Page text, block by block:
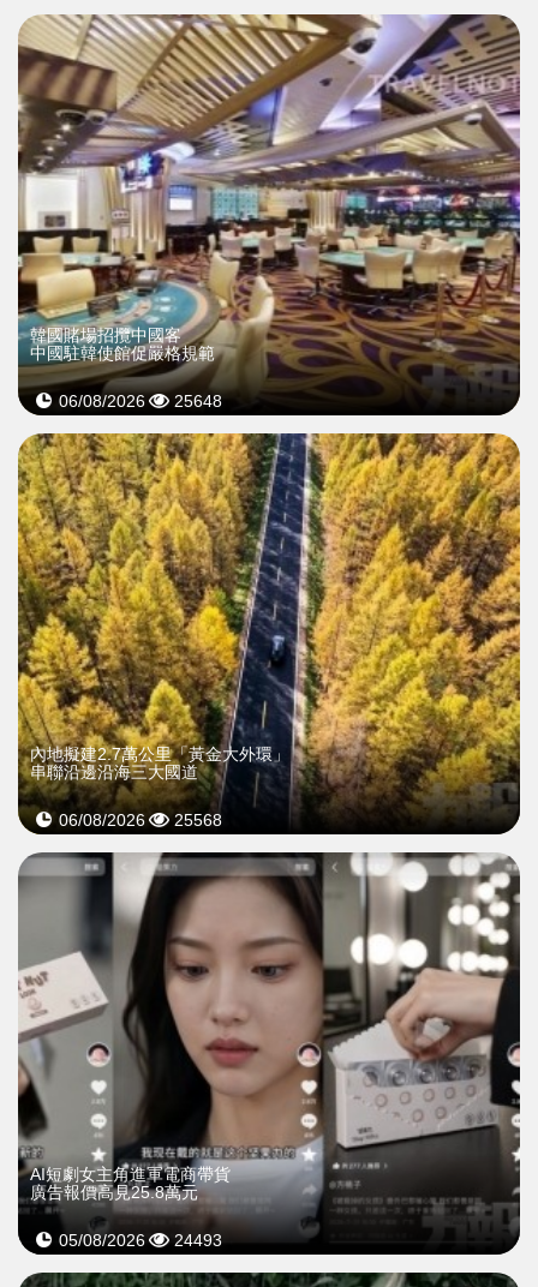
韓國賭場招攬中國客
中國駐韓使館促嚴格規範
06/08/2026 25648
內地擬建2.7萬公里「黃金大外環」
串聯沿邊沿海三大國道
06/08/2026 25568
AI短劇女主角進軍電商帶貨
廣告報價高見25.8萬元
05/08/2026 24493